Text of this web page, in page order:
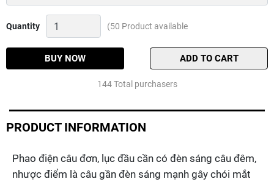
Quantity
Phao
điện
đơn,
(50 Product available
BUY NOW ADD TO CART
144 Total purchasers
PRODUCT INFORMATION
Phao điện câu đơn, lục đầu cần có đèn sáng câu đêm,
nhược điểm là câu gần đèn sáng mạnh gây chói mắt